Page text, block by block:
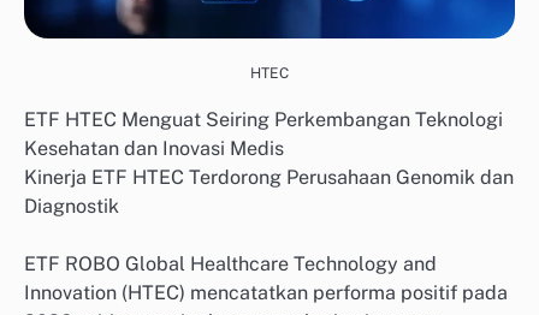
HTEC
ETF HTEC Menguat Seiring Perkembangan Teknologi
Kesehatan dan Inovasi Medis
Kinerja ETF HTEC Terdorong Perusahaan Genomik dan
Diagnostik
ETF ROBO Global Healthcare Technology and
Innovation (HTEC) mencatatkan performa positif pada